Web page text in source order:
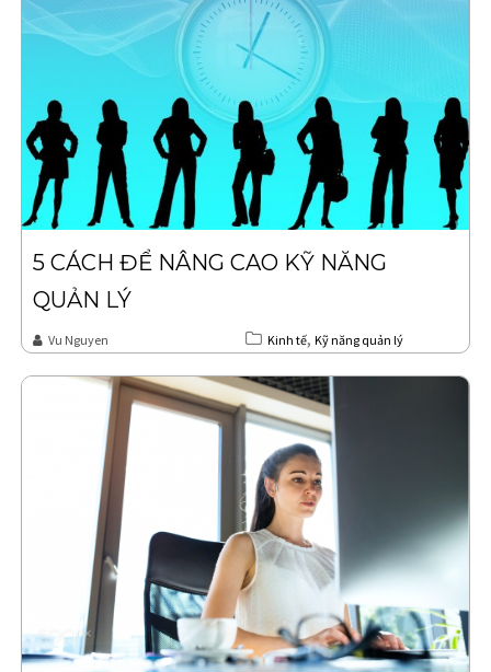
5 CÁCH ĐỂ NÂNG CAO KỸ NĂNG
QUẢN LÝ
Vu Nguyen Kinh tế, Kỹ năng quản lý